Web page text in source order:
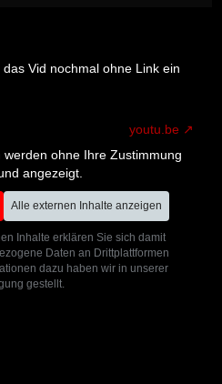
Vid nochmal ohne Link ein
youtu.be
ohne Ihre Zustimmung
angezeigt.
Alle externen Inhalte anzeigen
Inhalte erklären Sie sich damit
Daten an Drittplattformen
dazu haben wir in unserer
gestellt.